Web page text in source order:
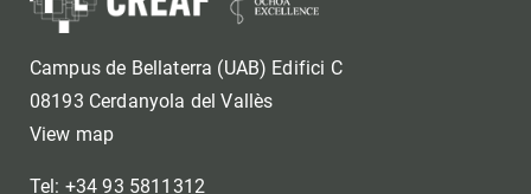
Campus de Bellaterra (UAB) Edifici C
08193 Cerdanyola del Vallès
View map
Tel: +34 93 5811312